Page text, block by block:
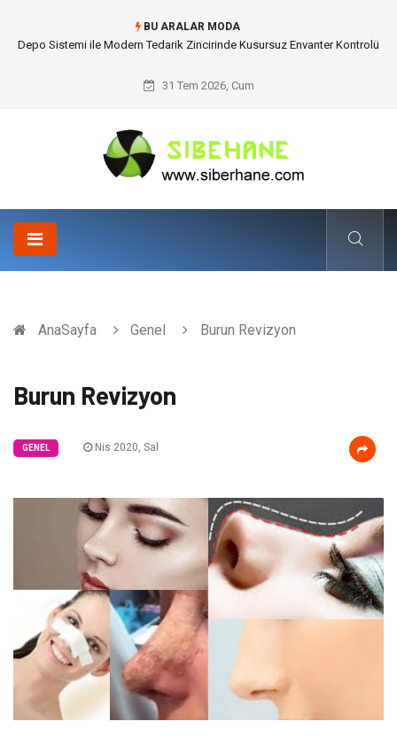
BU ARALAR MODA
Depo Sistemi ile Modern Tedarik Zincirinde Kusursuz Envanter Kontrolü
31 Tem 2026, Cum
AnaSayfa Genel Burun Revizyon
Burun Revizyon
GENEL Nis 2020, Sal